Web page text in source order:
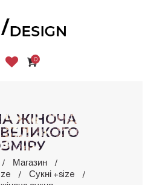
0
ЖІНОЧА
Магазин
Сукні +size